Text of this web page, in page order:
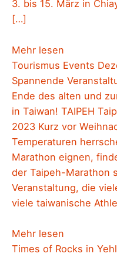
3. bis 15. März in
[…]
Mehr lesen
Tourismus Events
Spannende
Ende des alten und
in Taiwan! TAIPEH
2023 Kurz vor
Temperaturen
Marathon eignen,
der Taipeh-Marathon
Veranstaltung, die
viele taiwanische
Mehr lesen
Times of Rocks in